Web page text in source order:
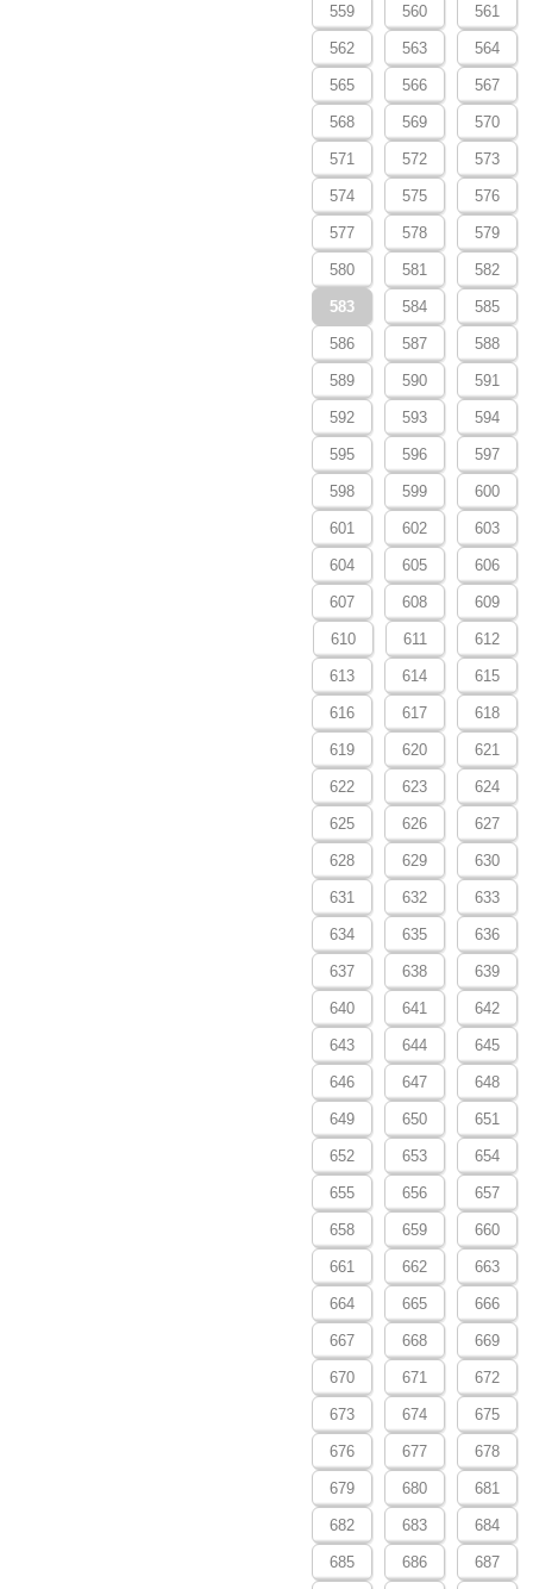
559 560 561
562 563 564
565 566 567
568 569 570
571 572 573
574 575 576
577 578 579
580 581 582
583 584 585
586 587 588
589 590 591
592 593 594
595 596 597
598 599 600
601 602 603
604 605 606
607 608 609
610 611 612
613 614 615
616 617 618
619 620 621
622 623 624
625 626 627
628 629 630
631 632 633
634 635 636
637 638 639
640 641 642
643 644 645
646 647 648
649 650 651
652 653 654
655 656 657
658 659 660
661 662 663
664 665 666
667 668 669
670 671 672
673 674 675
676 677 678
679 680 681
682 683 684
685 686 687